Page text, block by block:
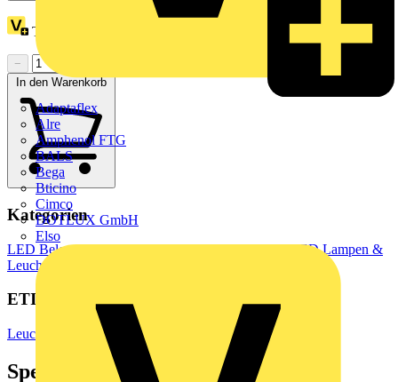
Adaptaflex
Alre
Amphenol FTG
BALS
Bega
Bticino
Cimco
DOTLUX GmbH
Elso
Treuepunkte:
−
In den Warenkorb
Kategorien
LED Beleuchtung & LeuchtenLED BeleuchtungLED Lampen &
Leuchtmittel
ETIM Group
Leuchtmittel
Spezifikationen